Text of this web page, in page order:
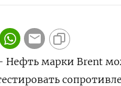
- Нефть марки Brent